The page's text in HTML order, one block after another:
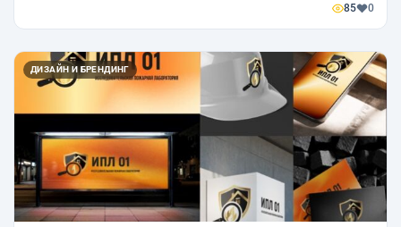
85 0
ДИЗАЙН И БРЕНДИНГ